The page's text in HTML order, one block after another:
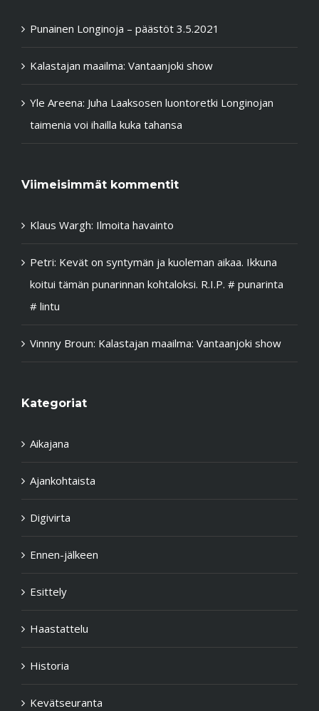
Punainen Longinoja – päästöt 3.5.2021
Kalastajan maailma: Vantaanjoki show
Yle Areena: Juha Laaksosen luontoretki Longinojan
taimenia voi ihailla kuka tahansa
Viimeisimmät kommentit
Klaus Wargh: Ilmoita havainto
Petri: Kevät on syntymän ja kuoleman aikaa. Ikkuna
koitui tämän punarinnan kohtaloksi. R.I.P. # punarinta
# lintu
Vinnny Broun: Kalastajan maailma: Vantaanjoki show
Kategoriat
Aikajana
Ajankohtaista
Digivirta
Ennen-jälkeen
Esittely
Haastattelu
Historia
Kevätseuranta